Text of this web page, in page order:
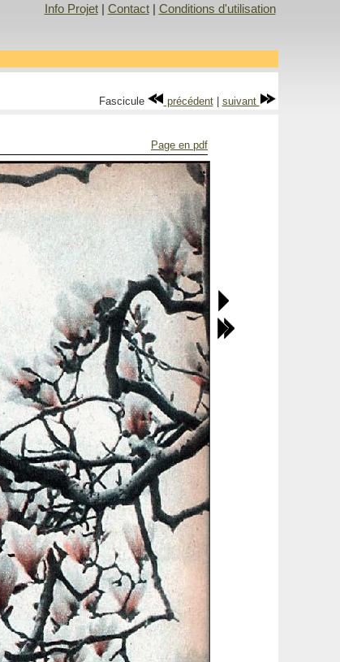
Info Projet| Contact| Conditions d'utilisation
Fascicule précédent| suivant
Page en pdf